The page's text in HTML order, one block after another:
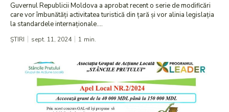
Guvernul Republicii Moldova a aprobat recent o serie de modificări
care vor îmbunătăți activitatea turistică din țară și vor alinia legislația
la standardele internaționale....
ȘTIRI sept. 11, 2024 1 min.